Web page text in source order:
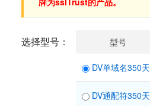
选择型号： 型号
DV单域名350天
DV通配符350天